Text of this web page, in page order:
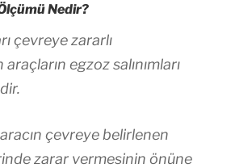
Nedir?
çevreye zararlı
egzoz salınımları
çevreye belirlenen
zarar vermesinin önüne